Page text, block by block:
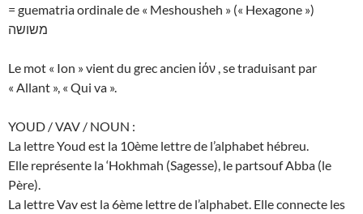
= guematria ordinale de « Meshousheh » (« Hexagone »)
משושה
Le mot « Ion » vient du grec ancien ἰόν , se traduisant par
« Allant », « Qui va ».
YOUD / VAV / NOUN :
La lettre Youd est la 10ème lettre de l’alphabet hébreu.
Elle représente la ‘Hokhmah (Sagesse), le partsouf Abba (le
Père).
La lettre Vav est la 6ème lettre de l’alphabet. Elle connecte les